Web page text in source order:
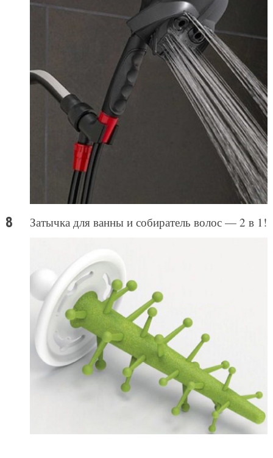
Затычка для ванны и собиратель волос — 2 в 1!